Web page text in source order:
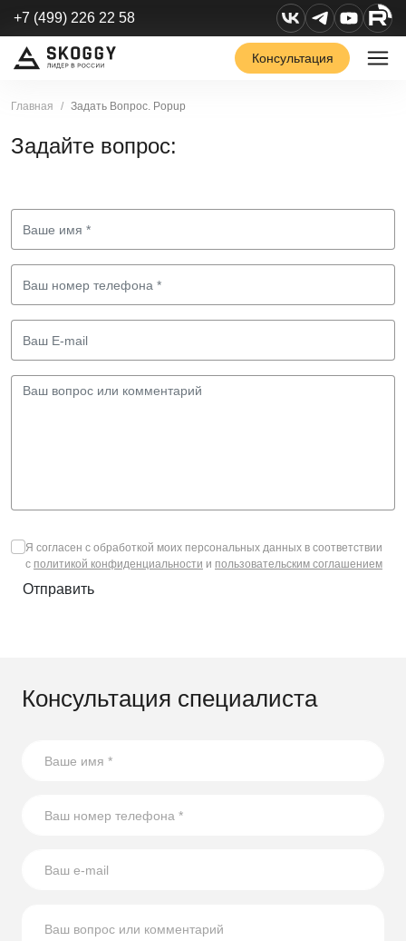
+7 (499) 226 22 58
Консультация
Главная Задать Вопрос. Popup
Задайте вопрос:
Я согласен с обработкой моих персональных данных в соответствии
с политикой конфиденциальности и пользовательским соглашением
Отправить
Консультация специалиста